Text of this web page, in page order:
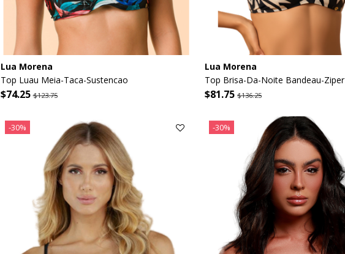
Lua Morena
Top Luau Meia-Taca-Sustencao
$74.25$123.75
Lua Morena
Top Brisa-Da-Noite Bandeau-Ziper
$81.75 $136.25
-30% -30%